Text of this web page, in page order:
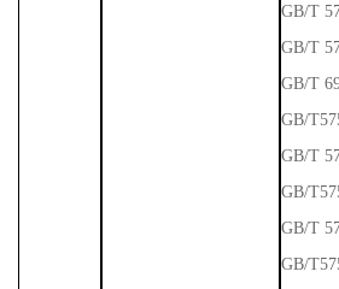
GB/T
GB/T
GB/T
GB/
GB/T
GB/
GB/T
GB/